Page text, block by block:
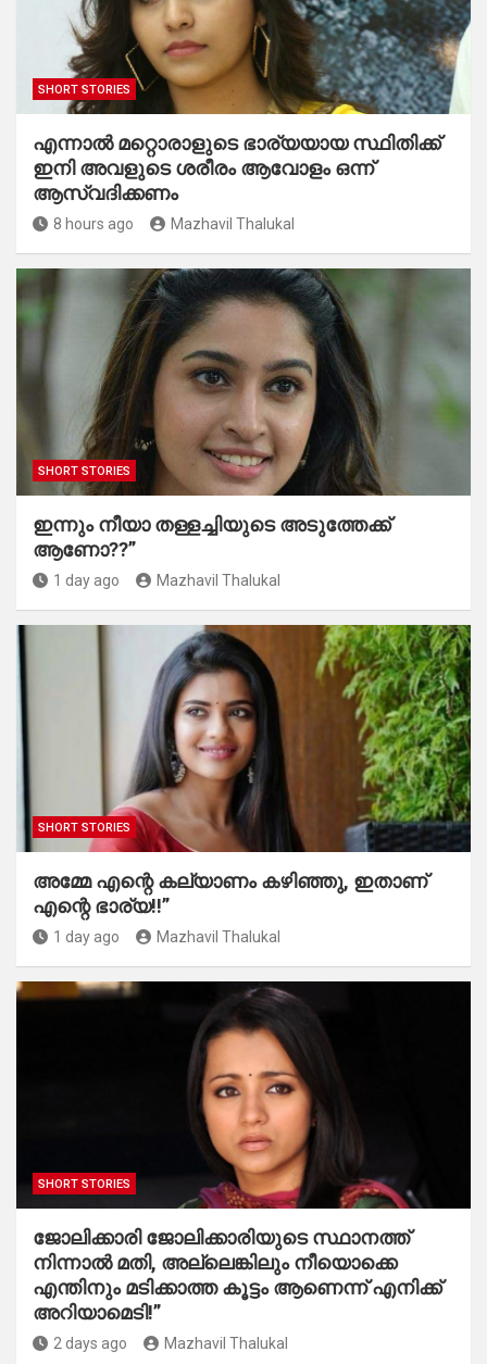
SHORT STORIES
എന്നാൽ മറ്റൊരാളുടെ ഭാര്യയായ സ്ഥിതിക്ക്
ഇനി അവളുടെ ശരീരം ആവോളം ഒന്ന്
ആസ്വദിക്കണം
8 hours ago Mazhavil Thalukal
SHORT STORIES
ഇന്നും നീയാ തള്ളച്ചിയുടെ അടുത്തേക്ക്
ആണോ??”
1 day ago Mazhavil Thalukal
SHORT STORIES
അമ്മേ എന്റെ കല്യാണം കഴിഞ്ഞു, ഇതാണ്
എന്റെ ഭാര്യ!!”
1 day ago Mazhavil Thalukal
SHORT STORIES
ജോലിക്കാരി ജോലിക്കാരിയുടെ സ്ഥാനത്ത്
നിന്നാൽ മതി, അല്ലെങ്കിലും നീയൊക്കെ
എന്തിനും മടിക്കാത്ത കൂട്ടം ആണെന്ന് എനിക്ക്
അറിയാമെടി!”
2 days ago Mazhavil Thalukal